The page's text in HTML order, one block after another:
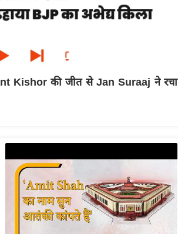
Kishor की जीत से Jan Suraaj ने रचा